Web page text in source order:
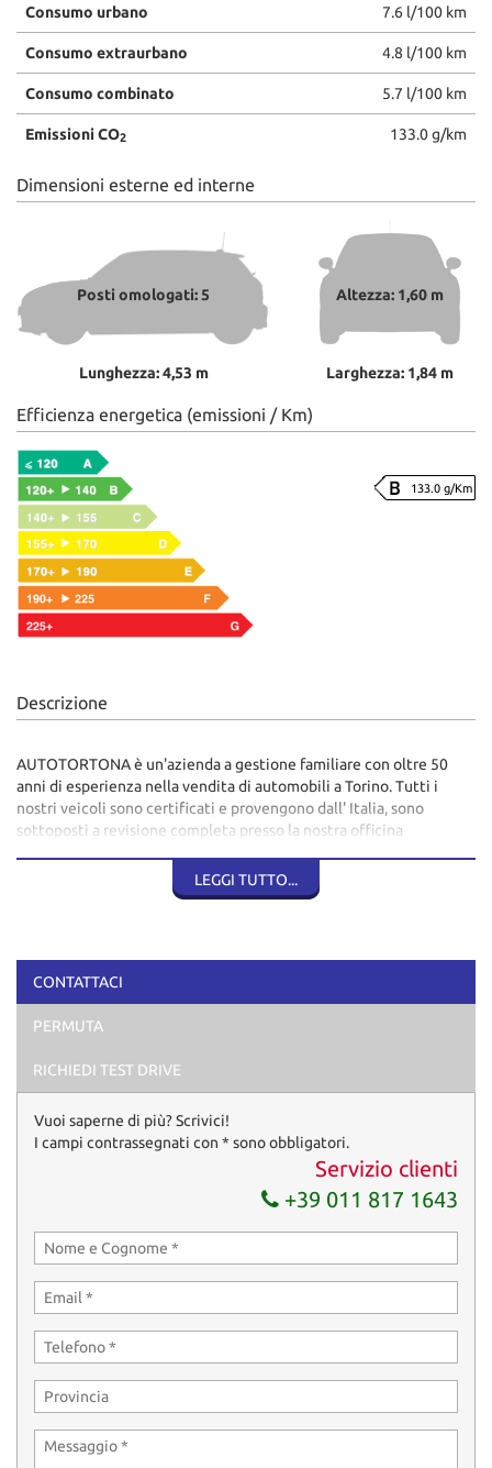
Consumo urbano 7.6 l/100 km
Consumo extraurbano 4.8 l/100 km
Consumo combinato 5.7 l/100 km
Emissioni CO2 133.0 g/km
Dimensioni esterne ed interne
Posti omologati: 5
Lunghezza: 4,53 m
Altezza: 1,60 m
Larghezza: 1,84 m
Efficienza energetica (emissioni / Km)
133.0 g/Km
Descrizione
AUTOTORTONA è un'azienda a gestione familiare con oltre 50
anni di esperienza nella vendita di automobili a Torino. Tutti i
nostri veicoli sono certificati e provengono dall' Italia, sono
sottoposti a revisione completa presso la nostra officina
Ogni auto viene sanificata con prodotti certificati prima della
consegna. Gli annunci sono redatti in modo trasparente con
Alla consegna riceverete:
Doppio set di chiavi, bollo o certificato di esenzione, libretto di
circolazione, carta di proprietà, documentazione del tagliando
effettuato in officina e certificato di garanzia 12
per verificare la disponibilità del veicolo, le specifiche tecniche e
gli accessori inclusi.
Contatti: STEFANO LOVERO - +39 336510857
LEGGI TUTTO...
CONTATTACI
PERMUTA
RICHIEDI TEST DRIVE
Vuoi saperne di più? Scrivici!
I campi contrassegnati con * sono obbligatori.
Servizio clienti
+39 011 817 1643